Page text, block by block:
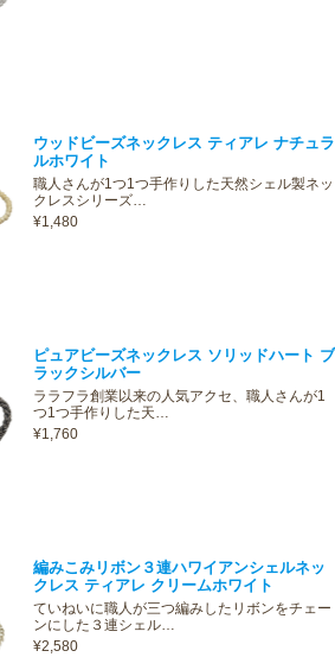
ウッドビーズネックレス ティアレ ナチュラ
ルホワイト
職人さんが1つ1つ手作りした天然シェル製ネッ
クレスシリーズ…
¥1,480
ピュアビーズネックレス ソリッドハート ブ
ラックシルバー
ララフラ創業以来の人気アクセ、職人さんが1
つ1つ手作りした天…
¥1,760
編みこみリボン３連ハワイアンシェルネッ
クレス ティアレ クリームホワイト
ていねいに職人が三つ編みしたリボンをチェー
ンにした３連シェル…
¥2,580